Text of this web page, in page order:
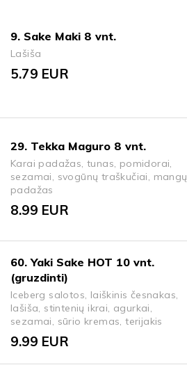
9. Sake Maki 8 vnt.
Lašiša
5.79 EUR
29. Tekka Maguro 8 vnt.
Karai padažas, tunas, pomidorai,
sezamai, svogūnų traškučiai, mangų
padažas
8.99 EUR
60. Yaki Sake HOT 10 vnt.
(gruzdinti)
Iceberg salotos, laiškinis česnakas,
lašiša, stintenių ikrai, agurkai,
sezamai, sūrio kremas, terijakis
9.99 EUR